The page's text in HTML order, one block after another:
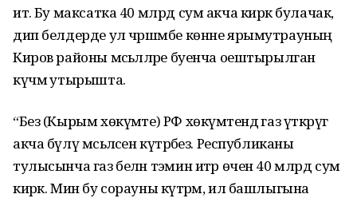
итә. Бу максатка 40 млрд сум акча кирәк булачак,
дип белдерде ул чәршәмбе көнне ярымутрауның
Киров районы мәсьәләләре буенча оештырылган
күчмә утырышта.
“Без (Кырым хөкүмәте) РФ хөкүмәтендә газ үткәрүгә
акча бүлү мәсьәләсен күтәрәбез. Республиканы
тулысынча газ белән тәэмин итәр өчен 40 млрд сум
кирәк. Мин бу сорауны күтәрәм, ил башлыгына